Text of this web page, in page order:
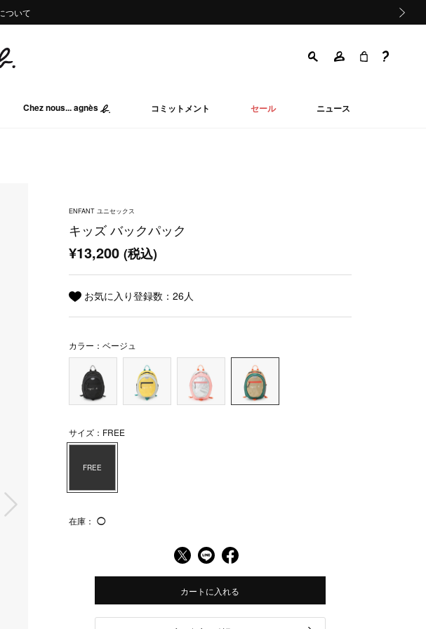
ついて
ついて
ついて
Chez nous... agnès コミットメント セール ニュース
ENFANT ユニセックス
キッズ バックパック
¥13,200(税込)
お気に入り登録数：26人
カラー：ベージュ
サイズ：FREE
FREE
在庫： ◯
カートに入れる